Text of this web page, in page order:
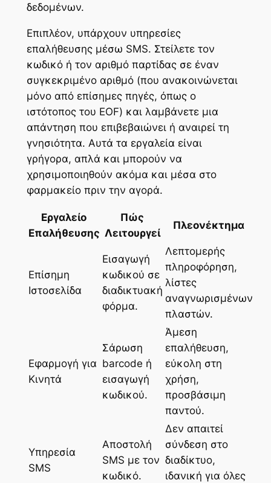
δεδομένων.
Επιπλέον, υπάρχουν υπηρεσίες
επαλήθευσης μέσω SMS. Στείλετε τον
κωδικό ή τον αριθμό παρτίδας σε έναν
συγκεκριμένο αριθμό (που ανακοινώνεται
μόνο από επίσημες πηγές, όπως ο
ιστότοπος του EOF) και λαμβάνετε μια
απάντηση που επιβεβαιώνει ή αναιρεί τη
γνησιότητα. Αυτά τα εργαλεία είναι
γρήγορα, απλά και μπορούν να
χρησιμοποιηθούν ακόμα και μέσα στο
φαρμακείο πριν την αγορά.
Εργαλείο
Επαλήθευσης
Πώς
Λειτουργεί
Πλεονέκτημα
Επίσημη
Ιστοσελίδα
Εισαγωγή
κωδικού σε
διαδικτυακή
φόρμα.
Λεπτομερής
πληροφόρηση,
λίστες
αναγνωρισμένων
πλαστών.
Εφαρμογή για
Κινητά
Σάρωση
barcode ή
εισαγωγή
κωδικού.
Άμεση
επαλήθευση,
εύκολη στη
χρήση,
προσβάσιμη
παντού.
Υπηρεσία
SMS
Αποστολή
SMS με τον
κωδικό.
Δεν απαιτεί
σύνδεση στο
διαδίκτυο,
ιδανική για όλες